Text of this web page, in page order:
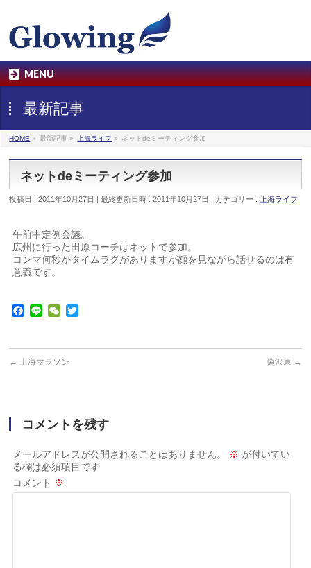
MENU
最新記事
HOME » 最新記事 » 上海ライフ » ネットdeミーティング参加
ネットdeミーティング参加
投稿日 : 2011年10月27日 最終更新日時 : 2011年10月27日 カテゴリー : 上海ライフ
午前中定例会議。
広州に行った田原コーチはネットで参加。
コンマ何秒かタイムラグがありますが顔を見ながら話せるのは有
意義です。
Facebook
Line WeChat
← 上海マラソン 偽沢東 →
コメントを残す
メールアドレスが公開されることはありません。 ※ が付いてい
る欄は必須項目です
コメント ※